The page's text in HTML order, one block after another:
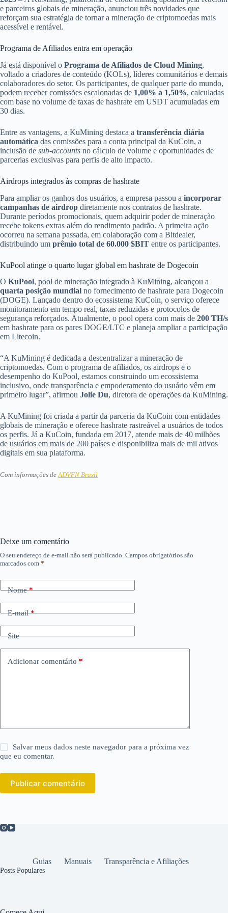
e parceiros globais de mineração, anunciou três novidades que
reforçam sua estratégia de tornar a mineração de criptomoedas mais
acessível e rentável.
Programa de Afiliados entra em operação
Já está disponível o Programa de Afiliados de Cloud Mining,
voltado a criadores de conteúdo (KOLs), líderes comunitários e demais
colaboradores do setor. Os participantes, de qualquer parte do mundo,
podem receber comissões escalonadas de 1,00% a 1,50%, calculadas
com base no volume de taxas de hashrate em USDT acumuladas em
30 dias.
Entre as vantagens, a KuMining destaca a transferência diária
automática das comissões para a conta principal da KuCoin, a
inclusão de sub-accounts no cálculo de volume e oportunidades de
parcerias exclusivas para perfis de alto impacto.
Airdrops integrados às compras de hashrate
Para ampliar os ganhos dos usuários, a empresa passou a incorporar
campanhas de airdrop diretamente nos contratos de hashrate.
Durante períodos promocionais, quem adquirir poder de mineração
recebe tokens extras além do rendimento padrão. A primeira ação
ocorreu na semana passada, em colaboração com a Bitdealer,
distribuindo um prêmio total de 60.000 $BIT entre os participantes.
KuPool atinge o quarto lugar global em hashrate de Dogecoin
O KuPool, pool de mineração integrado à KuMining, alcançou a
quarta posição mundial no fornecimento de hashrate para Dogecoin
(DOGE). Lançado dentro do ecossistema KuCoin, o serviço oferece
monitoramento em tempo real, taxas reduzidas e protocolos de
segurança reforçados. Atualmente, o pool opera com mais de 200 TH/s
em hashrate para os pares DOGE/LTC e planeja ampliar a participação
em Litecoin.
“A KuMining é dedicada a descentralizar a mineração de
criptomoedas. Com o programa de afiliados, os airdrops e o
desempenho do KuPool, estamos construindo um ecossistema
inclusivo, onde transparência e empoderamento do usuário vêm em
primeiro lugar”, afirmou Jolie Du, diretora de operações da KuMining.
A KuMining foi criada a partir da parceria da KuCoin com entidades
globais de mineração e oferece hashrate rastreável a usuários de todos
os perfis. Já a KuCoin, fundada em 2017, atende mais de 40 milhões
de usuários em mais de 200 países e disponibiliza mais de mil ativos
digitais em sua plataforma.
Com informações deADVFN Brasil
Deixe um comentário
O seu endereço de e-mail não será publicado. Campos obrigatórios são
marcados com *
Nome*
E-mail*
Site
Adicionar comentário *
Salvar meus dados neste navegador para a próxima vez
que eu comentar.
Publicar comentário
Guias Manuais Transparência e Afiliações
Posts Populares